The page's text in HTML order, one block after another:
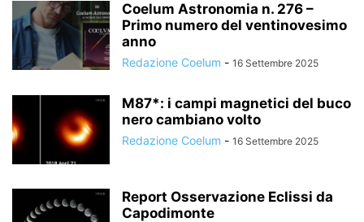
Coelum Astronomia n. 276 –
Primo numero del ventinovesimo
anno
Redazione Coelum - 16 Settembre 2025
M87*: i campi magnetici del buco
nero cambiano volto
Redazione Coelum - 16 Settembre 2025
Report Osservazione Eclissi da
Capodimonte